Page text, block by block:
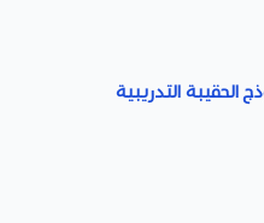
الحقيبة التدريبية